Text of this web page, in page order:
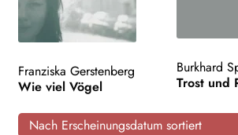
Franziska Gerstenberg
Wie viel Vögel
Burkhard
Trost und
Nach Erscheinungsdatum sortiert